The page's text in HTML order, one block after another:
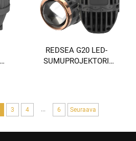
REDSEA G20 LED-
SUMUPROJEKTORI
3 4 ... 6 Seuraava